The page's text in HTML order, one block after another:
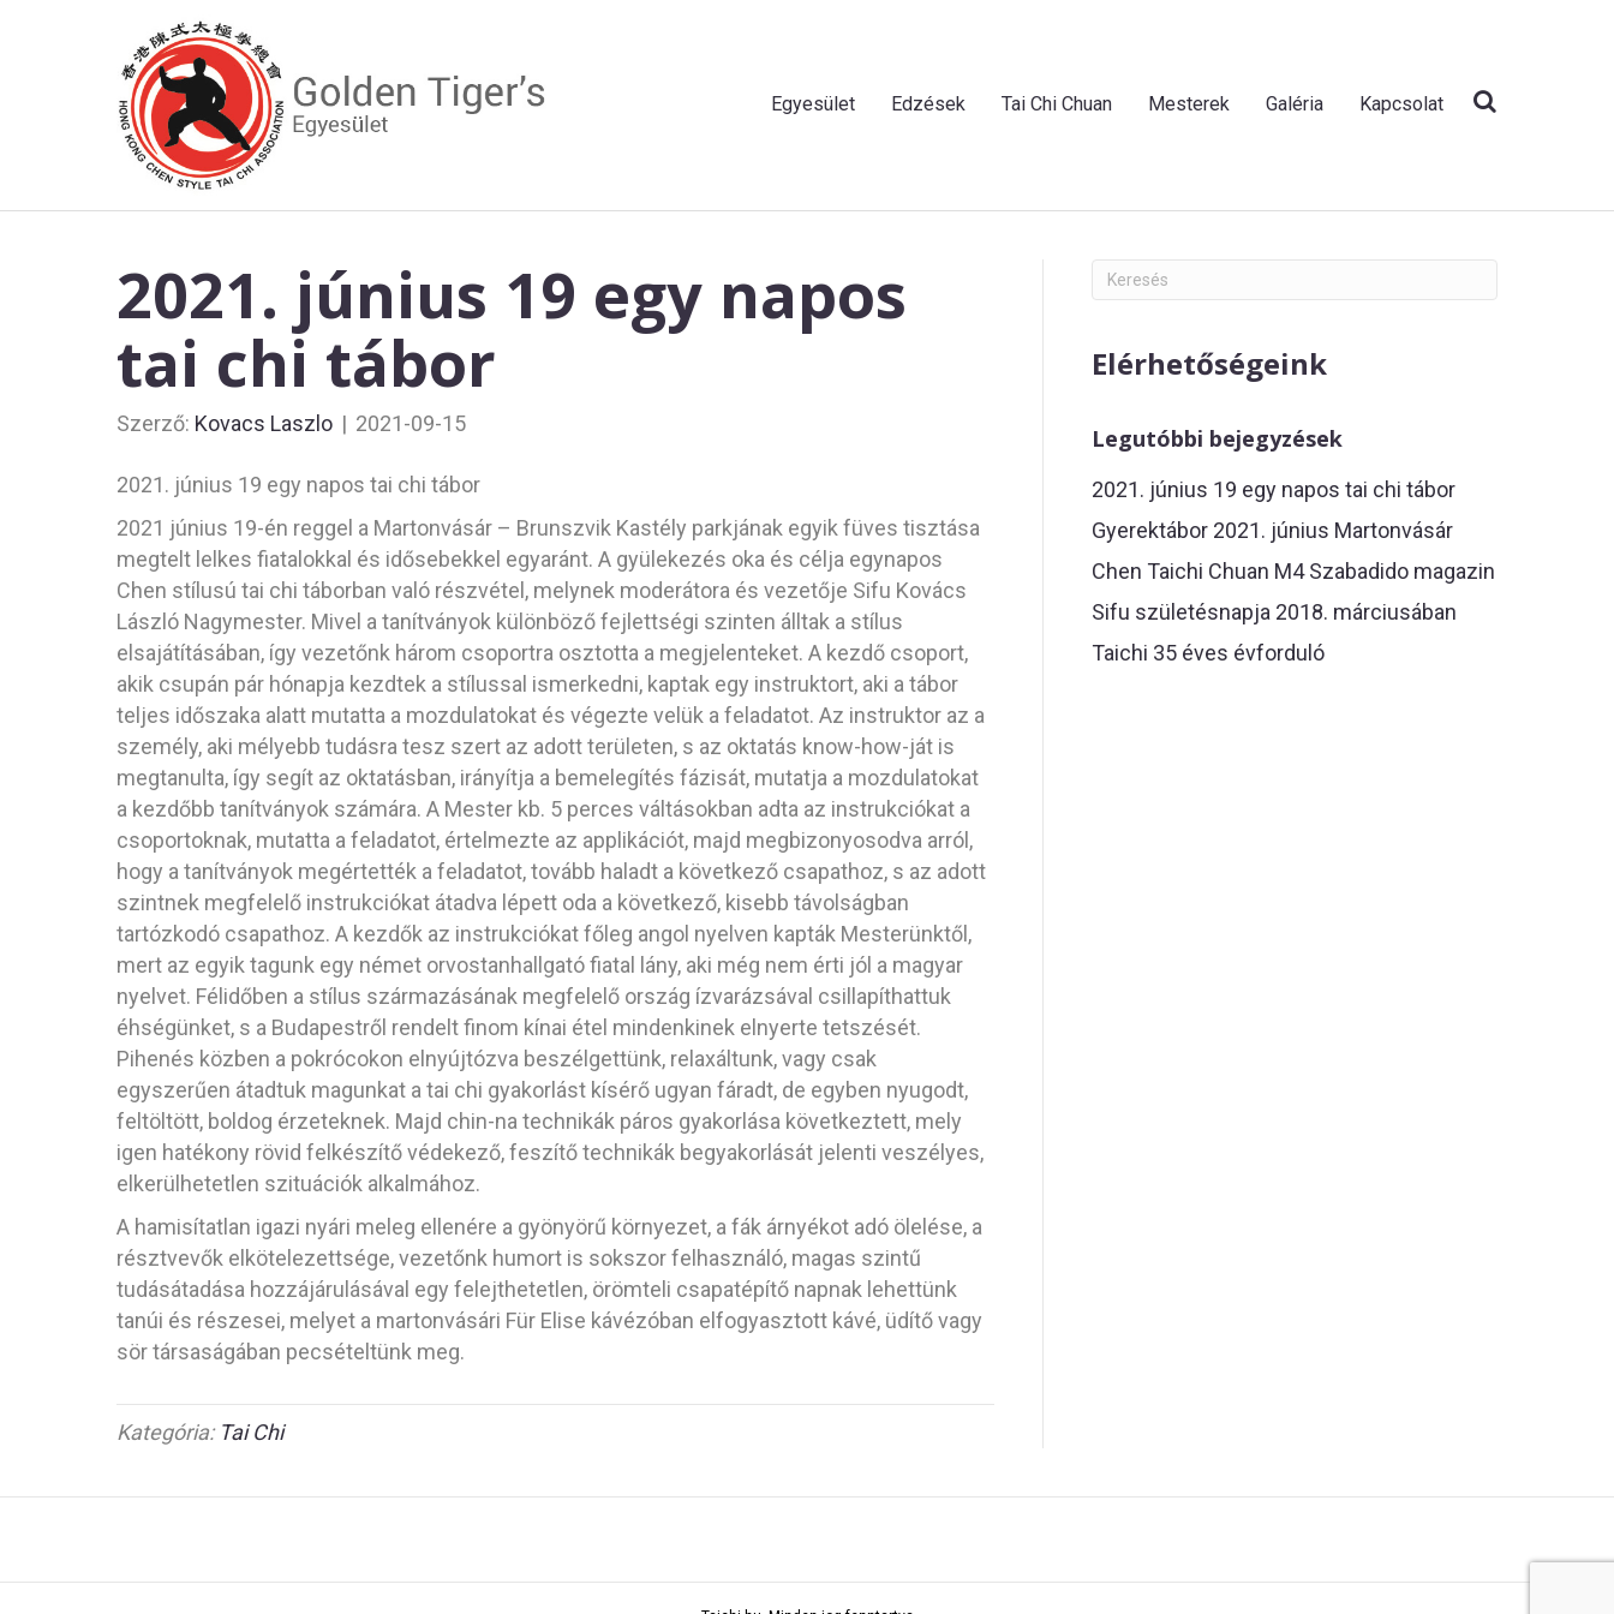
Egyesület Edzések Tai Chi Chuan Mesterek Galéria Kapcsolat
2021. június 19 egy napos
tai chi tábor
Szerző: Kovacs Laszlo | 2021-09-15
2021. június 19 egy napos tai chi tábor
2021 június 19-én reggel a Martonvásár – Brunszvik Kastély parkjának egyik füves tisztása
megtelt lelkes fiatalokkal és idősebekkel egyaránt. A gyülekezés oka és célja egynapos
Chen stílusú tai chi táborban való részvétel, melynek moderátora és vezetője Sifu Kovács
László Nagymester. Mivel a tanítványok különböző fejlettségi szinten álltak a stílus
elsajátításában, így vezetőnk három csoportra osztotta a megjelenteket. A kezdő csoport,
akik csupán pár hónapja kezdtek a stílussal ismerkedni, kaptak egy instruktort, aki a tábor
teljes időszaka alatt mutatta a mozdulatokat és végezte velük a feladatot. Az instruktor az a
személy, aki mélyebb tudásra tesz szert az adott területen, s az oktatás know-how-ját is
megtanulta, így segít az oktatásban, irányítja a bemelegítés fázisát, mutatja a mozdulatokat
a kezdőbb tanítványok számára. A Mester kb. 5 perces váltásokban adta az instrukciókat a
csoportoknak, mutatta a feladatot, értelmezte az applikációt, majd megbizonyosodva arról,
hogy a tanítványok megértették a feladatot, tovább haladt a következő csapathoz, s az adott
szintnek megfelelő instrukciókat átadva lépett oda a következő, kisebb távolságban
tartózkodó csapathoz. A kezdők az instrukciókat főleg angol nyelven kapták Mesterünktől,
mert az egyik tagunk egy német orvostanhallgató fiatal lány, aki még nem érti jól a magyar
nyelvet. Félidőben a stílus származásának megfelelő ország ízvarázsával csillapíthattuk
éhségünket, s a Budapestről rendelt finom kínai étel mindenkinek elnyerte tetszését.
Pihenés közben a pokrócokon elnyújtózva beszélgettünk, relaxáltunk, vagy csak
egyszerűen átadtuk magunkat a tai chi gyakorlást kísérő ugyan fáradt, de egyben nyugodt,
feltöltött, boldog érzeteknek. Majd chin-na technikák páros gyakorlása következtett, mely
igen hatékony rövid felkészítő védekező, feszítő technikák begyakorlását jelenti veszélyes,
elkerülhetetlen szituációk alkalmához.
A hamisítatlan igazi nyári meleg ellenére a gyönyörű környezet, a fák árnyékot adó ölelése, a
résztvevők elkötelezettsége, vezetőnk humort is sokszor felhasználó, magas szintű
tudásátadása hozzájárulásával egy felejthetetlen, örömteli csapatépítő napnak lehettünk
tanúi és részesei, melyet a martonvásári Für Elise kávézóban elfogyasztott kávé, üdítő vagy
sör társaságában pecsételtünk meg.
Kategória: Tai Chi
Elérhetőségeink
Legutóbbi bejegyzések
2021. június 19 egy napos tai chi tábor
Gyerektábor 2021. június Martonvásár
Chen Taichi Chuan M4 Szabadido magazin
Sifu születésnapja 2018. márciusában
Taichi 35 éves évforduló